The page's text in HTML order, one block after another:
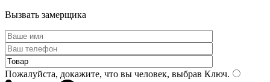
Вызвать замерщика
Пожалуйста, докажите, что вы человек, выбрав Ключ.